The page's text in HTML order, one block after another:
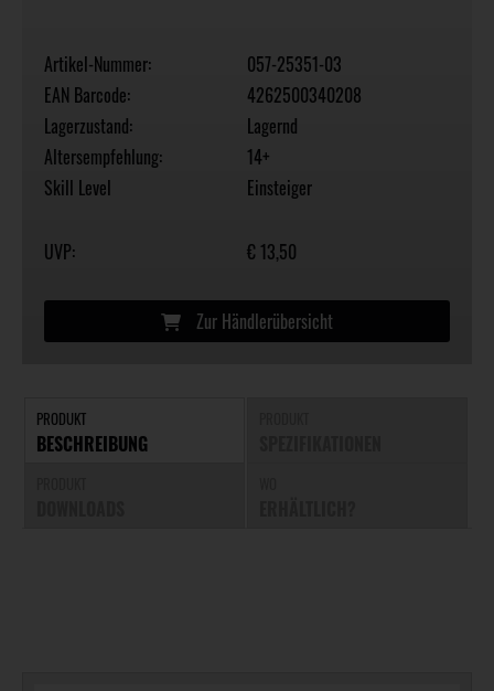
Artikel-Nummer:
057-25351-03
EAN Barcode:
4262500340208
Lagerzustand:
Lagernd
Altersempfehlung:
14+
Skill Level
Einsteiger
UVP: € 13,50
Zur Händlerübersicht
PRODUKT
BESCHREIBUNG